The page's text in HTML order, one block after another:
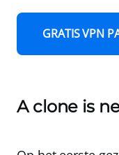
GRATIS VPN
A clone is